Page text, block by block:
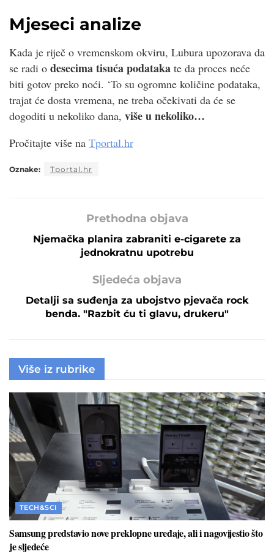
Mjeseci analize
Kada je riječ o vremenskom okviru, Lubura upozorava da
se radi o desecima tisuća podataka te da proces neće
biti gotov preko noći. ‘To su ogromne količine podataka,
trajat će dosta vremena, ne treba očekivati da će se
dogoditi u nekoliko dana, više u nekoliko…
Pročitajte više na Tportal.hr
Oznake: Tportal.hr
Prethodna objava
Njemačka planira zabraniti e-cigarete za
jednokratnu upotrebu
Sljedeća objava
Detalji sa suđenja za ubojstvo pjevača rock
benda. "Razbit ću ti glavu, drukeru"
Više iz rubrike
TECH&SCI
Samsung predstavio nove preklopne uređaje, ali i nagovijestio što
je sljedeće